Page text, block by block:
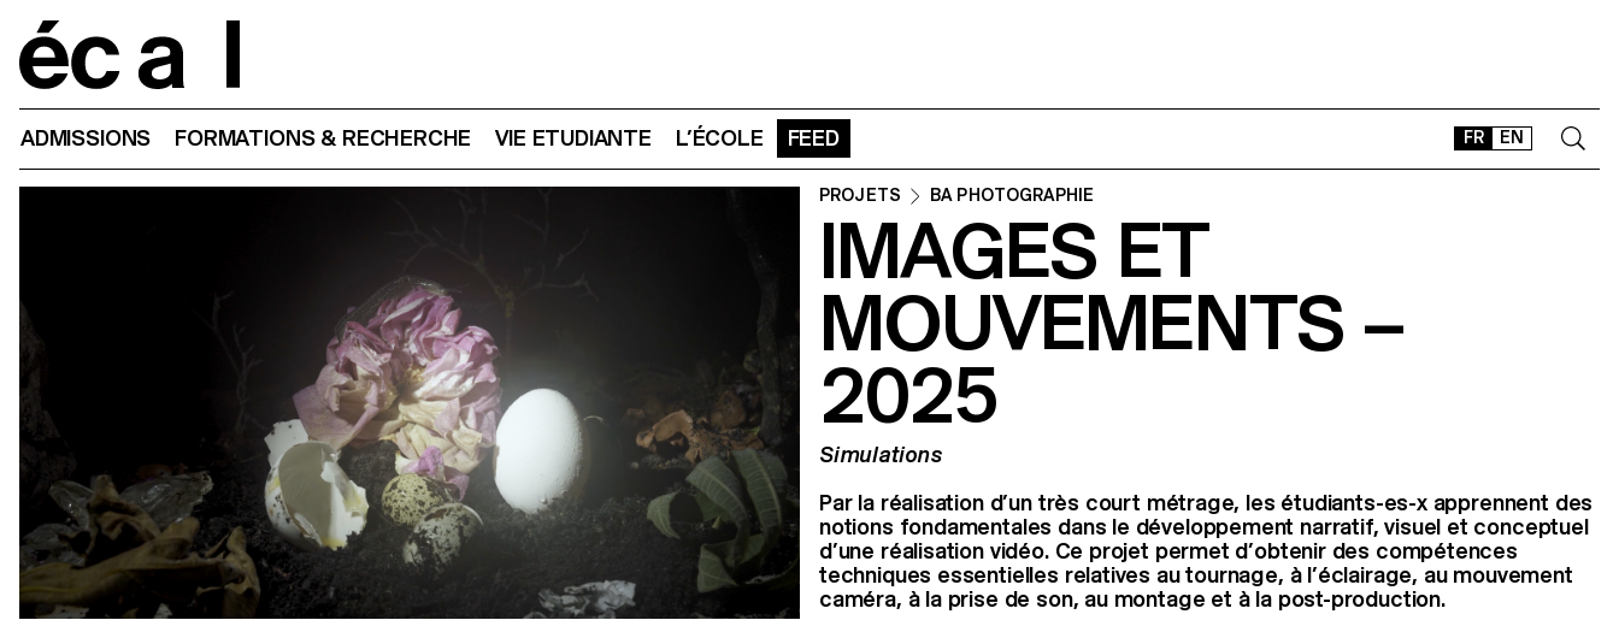
FR EN
ADMISSIONS FORMATIONS & RECHERCHE VIE ETUDIANTE L’ÉCOLE FEED
OFFLINE-ONLINE
PROJETS BA PHOTOGRAPHIE
IMAGES ET
MOUVEMENTS –
2025
Simulations
Par la réalisation d’un très court métrage, les étudiants-es-x apprennent des
notions fondamentales dans le développement narratif, visuel et conceptuel
d’une réalisation vidéo. Ce projet permet d’obtenir des compétences
techniques essentielles relatives au tournage, à l’éclairage, au mouvement
caméra, à la prise de son, au montage et à la post-production.